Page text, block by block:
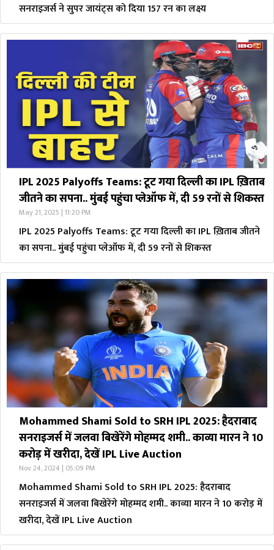
सनराइजर्स ने सुपर जायंट्स को दिया 157 रन का लक्ष्य
IPL 2025 Palyoffs Teams: टूट गया दिल्ली का IPL ख़िताब
जीतने का सपना.. मुंबई पहुंचा प्लेऑफ में, दी 59 रनों से शिकस्त
May 21, 2025 | 11:20 PM
IPL 2025 Palyoffs Teams: टूट गया दिल्ली का IPL ख़िताब जीतने
का सपना.. मुंबई पहुंचा प्लेऑफ में, दी 59 रनों से शिकस्त
Mohammed Shami Sold to SRH IPL 2025: हैदराबाद
सनराइजर्स में जलवा बिखेरेंगे मोहम्मद शमी.. काव्या मारन ने 10
करोड़ में खरीदा, देखें IPL Live Auction
Nov 24, 2024 | 05:09 PM
Mohammed Shami Sold to SRH IPL 2025: हैदराबाद
सनराइजर्स में जलवा बिखेरेंगे मोहम्मद शमी.. काव्या मारन ने 10 करोड़ में
खरीदा, देखें IPL Live Auction